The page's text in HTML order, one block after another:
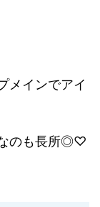
メインでアイ
のも長所◎♡